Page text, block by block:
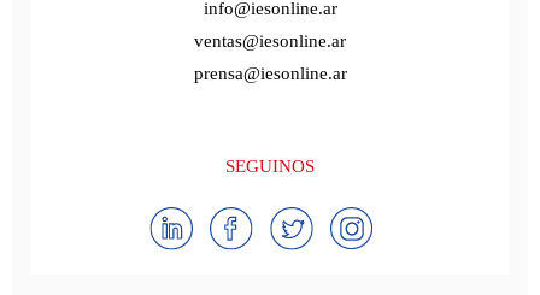
info@iesonline.ar
ventas@iesonline.ar
prensa@iesonline.ar
SEGUINOS